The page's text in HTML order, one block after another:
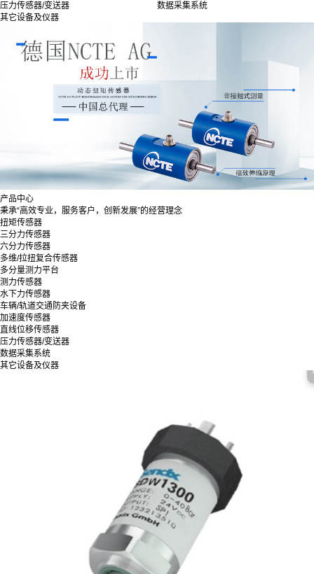
压力传感器/变送器
数据采集系统
其它设备及仪器
产品中心
秉承“高效专业，服务客户，创新发展”的经营理念
扭矩传感器
三分力传感器
六分力传感器
多维/拉扭复合传感器
多分量测力平台
测力传感器
水下力传感器
车辆/轨道交通防夹设备
加速度传感器
直线位移传感器
压力传感器/变送器
数据采集系统
其它设备及仪器